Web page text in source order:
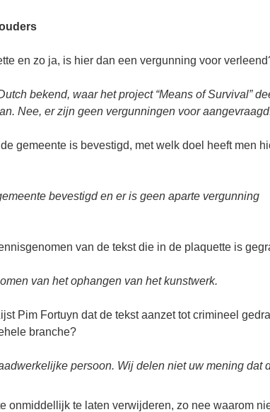
en zo ja, is hier dan een vergunning voor
bekend, waar het project “Means of Survival”
Nee, er zijn geen vergunningen voor
gemeente is bevestigd, met welk doel heeft men
bevestigd en er is geen aparte vergunning
van de tekst die in de plaquette is
van het ophangen van het kunstwerk.
Pim Fortuyn dat de tekst aanzet tot crimineel
branche?
persoon. Wij delen niet uw mening dat
onmiddellijk te laten verwijderen, zo nee waarom